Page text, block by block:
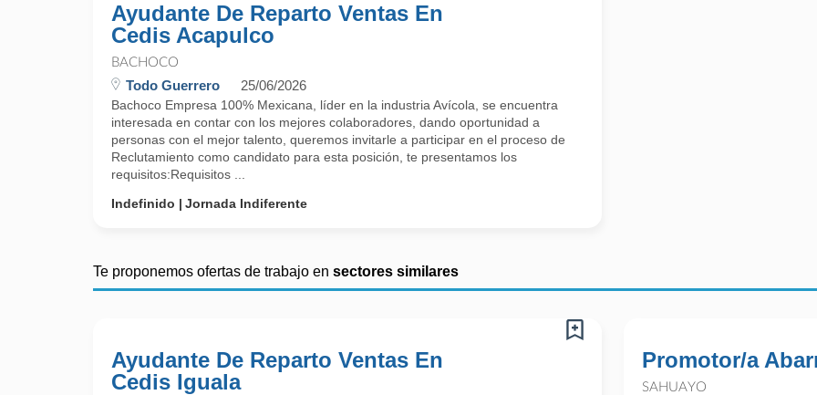
Ayudante De Reparto Ventas En
Cedis Acapulco
BACHOCO
Todo Guerrero 25/06/2026
Bachoco Empresa 100% Mexicana, líder en la industria Avícola, se encuentra
interesada en contar con los mejores colaboradores, dando oportunidad a
personas con el mejor talento, queremos invitarle a participar en el proceso de
Reclutamiento como candidato para esta posición, te presentamos los
requisitos:Requisitos ...
Indefinido
Jornada Indiferente
Te proponemos ofertas de trabajo en sectores similares
Ayudante De Reparto Ventas En
Cedis Iguala
Promotor/a
SAHUAYO